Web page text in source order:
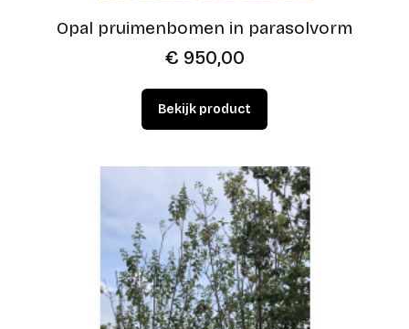
Opal pruimenbomen in parasolvorm
€ 950,00